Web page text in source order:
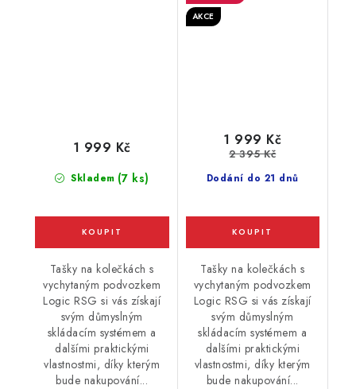
Skladem (7 ks)
1 999 Kč
Tašky na kolečkách s
vychytaným podvozkem
Logic RSG si vás získají
svým důmyslným
skládacím systémem a
dalšími praktickými
vlastnostmi, díky kterým
bude nakupování...
AKCE
Dodání do 21 dnů
1 999 Kč
2 395 Kč
Tašky na kolečkách s
vychytaným podvozkem
Logic RSG si vás získají
svým důmyslným
skládacím systémem a
dalšími praktickými
vlastnostmi, díky kterým
bude nakupování...